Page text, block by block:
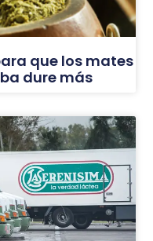
que los mates
dure más